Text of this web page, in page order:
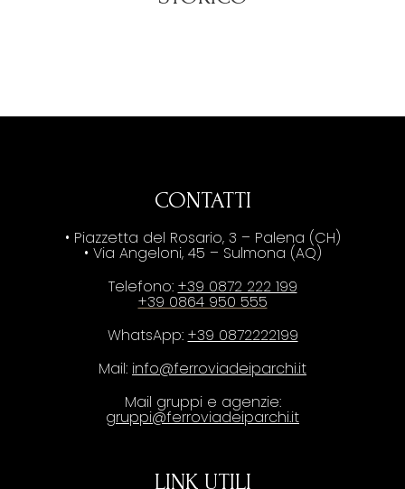
CONTATTI
• Piazzetta del Rosario, 3 – Palena (CH)
• Via Angeloni, 45 – Sulmona (AQ)
Telefono: +39 0872 222 199
+39 0864 950 555
WhatsApp: +39 0872222199
Mail: info@ferroviadeiparchi.it
Mail gruppi e agenzie:
gruppi@ferroviadeiparchi.it
LINK UTILI